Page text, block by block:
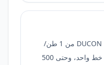
تتراوح أنظمة النقل الهوائي من DUCON من 1 طن/
ساعة إلى 200 طن/ساعة على خط واحد، وحتى 500